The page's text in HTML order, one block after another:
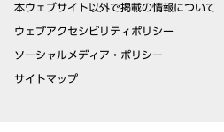
本ウェブサイト以外で掲載の情報について
ウェブアクセシビリティポリシー
ソーシャルメディア・ポリシー
サイトマップ